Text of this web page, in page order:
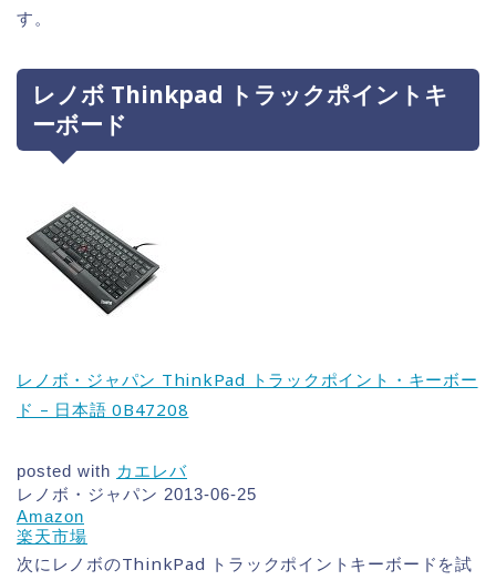
す。
レノボ Thinkpad トラックポイントキ
ーボード
レノボ・ジャパン ThinkPad トラックポイント・キーボー
ド – 日本語 0B47208
posted with カエレバ
レノボ・ジャパン 2013-06-25
Amazon
楽天市場
次にレノボのThinkPad トラックポイントキーボードを試